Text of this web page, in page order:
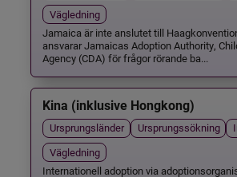
Vägledning
Jamaica är inte anslutet till
ansvarar Jamaicas Adoption Authority,
Agency (CDA) för frågor rörande ba...
Kina (inklusive Hongkong)
Ursprungsländer Ursprungssökning
Vägledning
Internationell adoption via